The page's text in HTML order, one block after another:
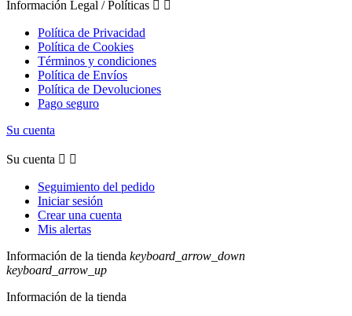
Información Legal / Políticas  
Política de Privacidad
Política de Cookies
Términos y condiciones
Política de Envíos
Política de Devoluciones
Pago seguro
Su cuenta
Su cuenta  
Seguimiento del pedido
Iniciar sesión
Crear una cuenta
Mis alertas
Información de la tienda keyboard_arrow_down
keyboard_arrow_up
Información de la tienda